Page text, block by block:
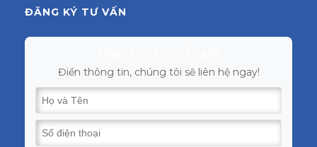
ĐĂNG KÝ TƯ VẤN
Điền thông tin, chúng tôi sẽ liên hệ ngay!